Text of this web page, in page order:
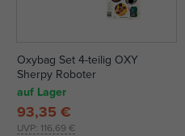
Oxybag Set 4-teilig OXY
Sherpy Roboter
auf Lager
UVP: 116,69 €
93,35 €